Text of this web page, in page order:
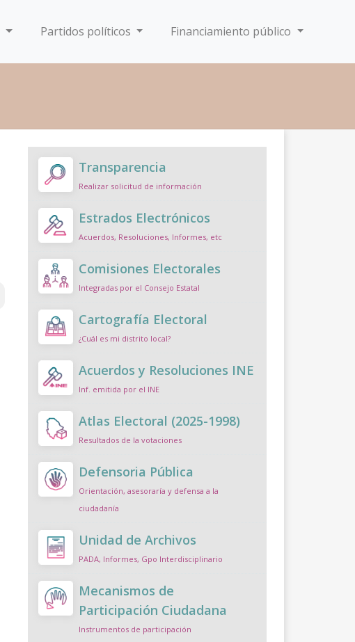
Partidos políticos Financiamiento público
Transparencia
Realizar solicitud de información
Estrados Electrónicos
Acuerdos, Resoluciones, Informes, etc
Comisiones Electorales
Integradas por el Consejo Estatal
Cartografía Electoral
¿Cuál es mi distrito local?
Acuerdos y Resoluciones INE
Inf. emitida por el INE
Atlas Electoral (2025-1998)
Resultados de la votaciones
Defensoria Pública
Orientación, asesoraría y defensa a la
ciudadanía
Unidad de Archivos
PADA, Informes, Gpo Interdisciplinario
Mecanismos de
Participación Ciudadana
Instrumentos de participación